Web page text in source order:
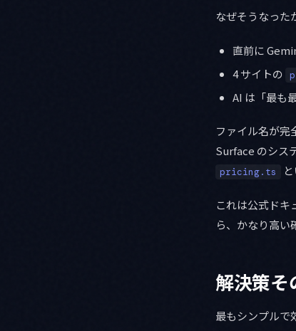
なぜそうなった
直前に
4 サイトの
AI は「最も
ファイル名が完
Surface のシス
pricing.ts
これは公式ド
ら、かなり高い
解決策そ
最もシンプルで